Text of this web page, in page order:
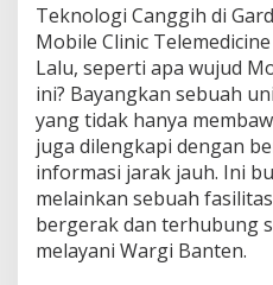
Teknologi Canggih di
Mobile Clinic
Lalu, seperti apa wujud
ini? Bayangkan sebuah
yang tidak hanya
juga dilengkapi dengan
informasi jarak jauh. Ini
melainkan sebuah
bergerak dan terhubung
melayani Wargi Banten.